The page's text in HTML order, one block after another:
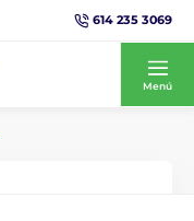
614 235 3069
Menú